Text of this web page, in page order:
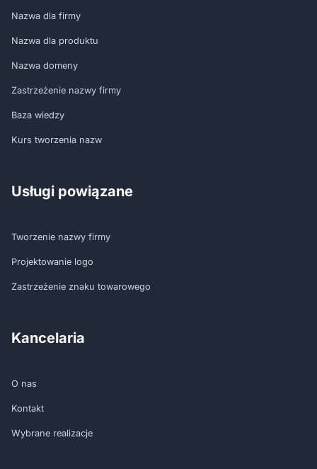
Nazwa dla firmy
Nazwa dla produktu
Nazwa domeny
Zastrzeżenie nazwy firmy
Baza wiedzy
Kurs tworzenia nazw
Usługi powiązane
Tworzenie nazwy firmy
Projektowanie logo
Zastrzeżenie znaku towarowego
Kancelaria
O nas
Kontakt
Wybrane realizacje